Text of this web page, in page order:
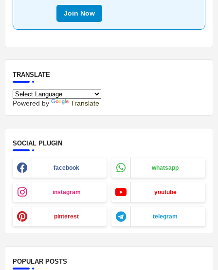
Join Now
TRANSLATE
Powered by Translate
SOCIAL PLUGIN
facebook whatsapp
instagram youtube
pinterest telegram
POPULAR POSTS